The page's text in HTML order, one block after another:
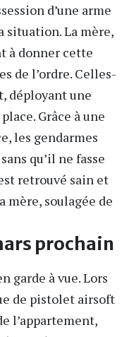
d’une arme
situation. La mère,
à donner cette
de l’ordre. Celles-
déployant une
Grâce àune
les gendarmes
qu’il ne fasse
retrouvé sain et
mère, soulagée de
prochain
garde à vue. Lors
de pistolet airsoft
l’appartement,